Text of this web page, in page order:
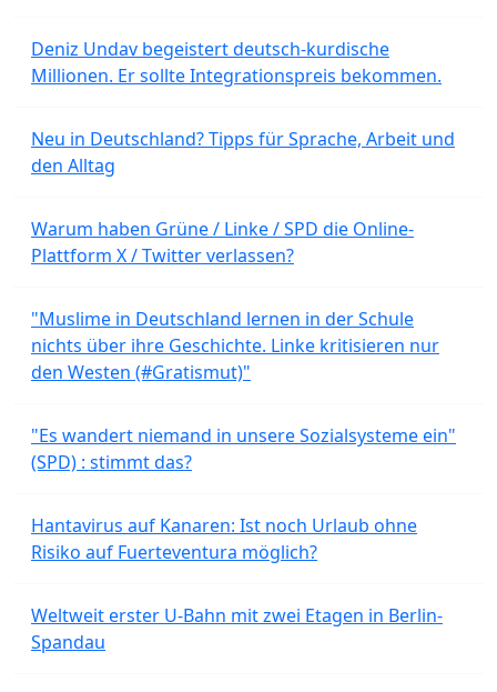
Deniz Undav begeistert deutsch-kurdische
Millionen. Er sollte Integrationspreis bekommen.
Neu in Deutschland? Tipps für Sprache, Arbeit und
den Alltag
Warum haben Grüne / Linke / SPD die Online-
Plattform X / Twitter verlassen?
"Muslime in Deutschland lernen in der Schule
nichts über ihre Geschichte. Linke kritisieren nur
den Westen (#Gratismut)"
"Es wandert niemand in unsere Sozialsysteme ein"
(SPD) : stimmt das?
Hantavirus auf Kanaren: Ist noch Urlaub ohne
Risiko auf Fuerteventura möglich?
Weltweit erster U-Bahn mit zwei Etagen in Berlin-
Spandau